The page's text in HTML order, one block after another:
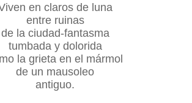
en claros de luna
entre ruinas
de la ciudad-fantasma
tumbada y dolorida
la grieta en el mármol
de un mausoleo
antiguo.